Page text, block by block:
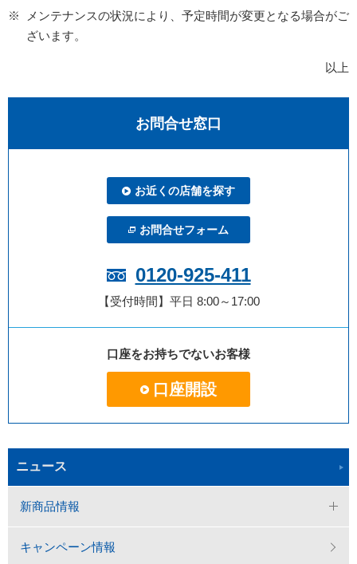
メンテナンスの状況により、予定時間が変更となる場合がご
ざいます。
以上
お問合せ窓口
お近くの店舗を探す
お問合せフォーム
0120-925-411
【受付時間】平日 8:00～17:00
口座をお持ちでないお客様
口座開設
ニュース
新商品情報
キャンペーン情報